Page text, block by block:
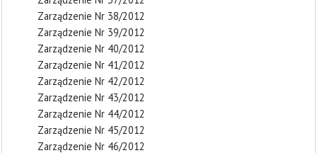
Zarządzenie Nr 38/2012
Zarządzenie Nr 39/2012
Zarządzenie Nr 40/2012
Zarządzenie Nr 41/2012
Zarządzenie Nr 42/2012
Zarządzenie Nr 43/2012
Zarządzenie Nr 44/2012
Zarządzenie Nr 45/2012
Zarządzenie Nr 46/2012